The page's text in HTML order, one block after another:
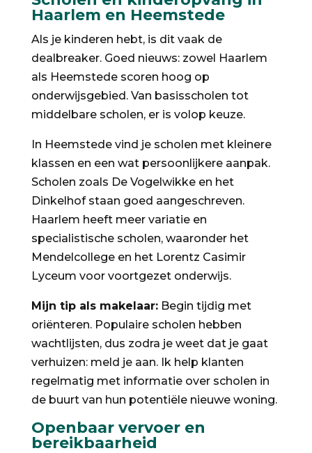
Haarlem en Heemstede
Als je kinderen hebt, is dit vaak de
dealbreaker. Goed nieuws: zowel Haarlem
als Heemstede scoren hoog op
onderwijsgebied. Van basisscholen tot
middelbare scholen, er is volop keuze.
In Heemstede vind je scholen met kleinere
klassen en een wat persoonlijkere aanpak.
Scholen zoals De Vogelwikke en het
Dinkelhof staan goed aangeschreven.
Haarlem heeft meer variatie en
specialistische scholen, waaronder het
Mendelcollege en het Lorentz Casimir
Lyceum voor voortgezet onderwijs.
Mijn tip als makelaar:Begin tijdig met
oriënteren. Populaire scholen hebben
wachtlijsten, dus zodra je weet dat je gaat
verhuizen: meld je aan. Ik help klanten
regelmatig met informatie over scholen in
de buurt van hun potentiële nieuwe woning.
Openbaar vervoer en
bereikbaarheid